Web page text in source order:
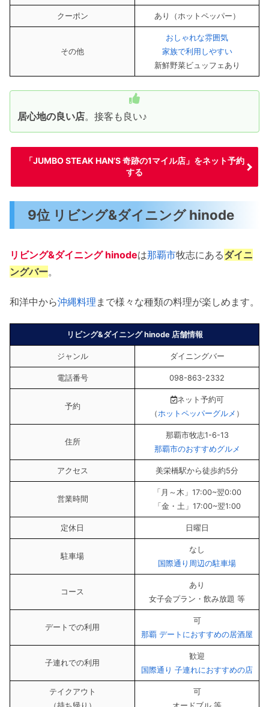
クーポン あり（ホットペッパー）
その他
おしゃれな雰囲気
家族で利用しやすい
新鮮野菜ビュッフェあり
居心地の良い店。接客も良い♪
「JUMBO STEAK HAN’S 奇跡の1マイル店」をネット予約
する
9位 リビング&ダイニング hinode
リビング&ダイニング hinodeは那覇市牧志にあるダイニ
ングバー。
和洋中から沖縄料理 まで様々な種類の料理が楽しめます。
リビング&ダイニング hinode 店舗情報
ジャンル ダイニングバー
電話番号 098-863-2332
予約
ネット予約可
（ホットペッパーグルメ ）
住所
那覇市牧志1-6-13
那覇市のおすすめグルメ
アクセス 美栄橋駅から徒歩約5分
営業時間
「月～木」17:00~翌0:00
「金・土」17:00~翌1:00
定休日 日曜日
駐車場
なし
国際通り周辺の駐車場
コース
あり
女子会プラン・飲み放題 等
デートでの利用
可
那覇 デートにおすすめの居酒屋
子連れでの利用
歓迎
国際通り 子連れにおすすめの店
テイクアウト
可